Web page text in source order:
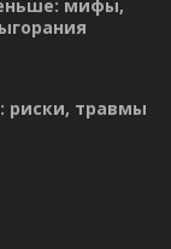
мифы,
риски, травмы